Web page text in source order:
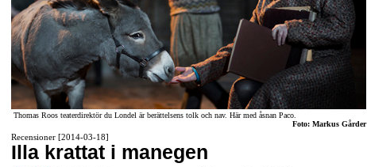
Thomas Roos teaterdirektör du Londel är berättelsens tolk och nav. Här med åsnan Paco.
Foto: Markus Gårder
Recensioner [2014-03-18]
Illa krattat i manegen